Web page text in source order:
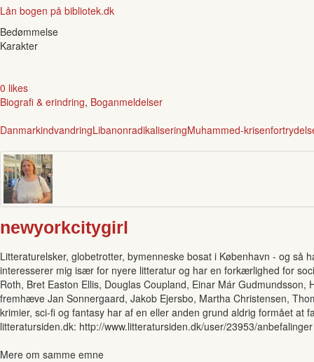
Lån bogen på bibliotek.dk
Bedømmelse
Karakter
0 likes
Biografi & erindring, Boganmeldelser
DanmarkindvandringLibanonradikaliseringMuhammed-krisen
newyorkcitygirl
Litteraturelsker, globetrotter, bymenneske bosat i København - og
interesserer mig især for nyere litteratur og har en forkærlighed for
Roth, Bret Easton Ellis, Douglas Coupland, Einar Már
fremhæve Jan Sonnergaard, Jakob Ejersbo, Martha Christensen,
krimier, sci-fi og fantasy har af en eller anden grund aldrig formået
litteratursiden.dk: http://www.litteratursiden.dk/user/23953/anbefalinger
Mere om samme emne